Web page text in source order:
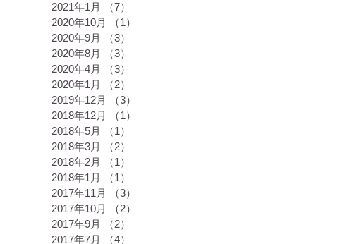
2021年1月
（7）
2020年10月
（1）
2020年9月
（3）
2020年8月
（3）
2020年4月
（3）
2020年1月
（2）
2019年12月
（3）
2018年12月
（1）
2018年5月
（1）
2018年3月
（2）
2018年2月
（1）
2018年1月
（1）
2017年11月
（3）
2017年10月
（2）
2017年9月
（2）
2017年7月
（4）